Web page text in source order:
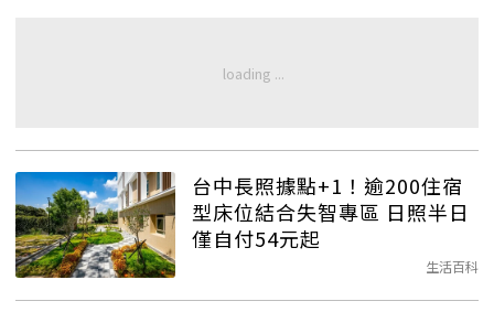
台中長照據點+1！逾200住宿
型床位結合失智專區 日照半日
僅自付54元起
生活百科